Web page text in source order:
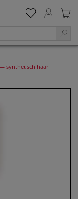
synthetisch haar